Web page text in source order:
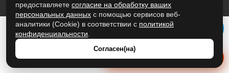
Получить расчет стоимости
предоставляете согласие на обработку ваших
персональных данных с помощью сервисов веб-
аналитики (Cookie) в соответствии с политикой
конфиденциальности
Согласен(на)